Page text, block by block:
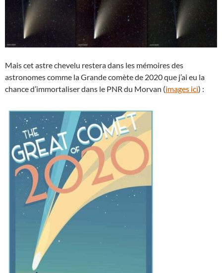
Mais cet astre chevelu restera dans les mémoires des
astronomes comme la Grande comète de 2020 que j’ai eu la
chance d’immortaliser dans le PNR du Morvan (images ici) :